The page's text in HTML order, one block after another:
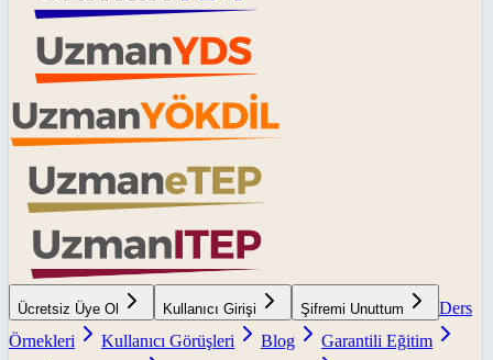
Ücretsiz Üye Ol Kullanıcı Girişi Şifremi Unuttum
Ders
Örnekleri
Kullanıcı Görüşleri Blog
Garantili Eğitim